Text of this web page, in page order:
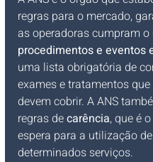
regras para o mercado,
as operadoras cumpram o
procedimentos e eventos
uma lista obrigatória de
exames e tratamentos
devem cobrir. A ANS
regras de carência, que é
espera para a utilização de
determinados serviços.